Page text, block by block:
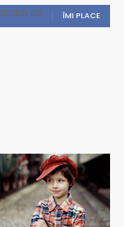
ÎMI PLACE
de